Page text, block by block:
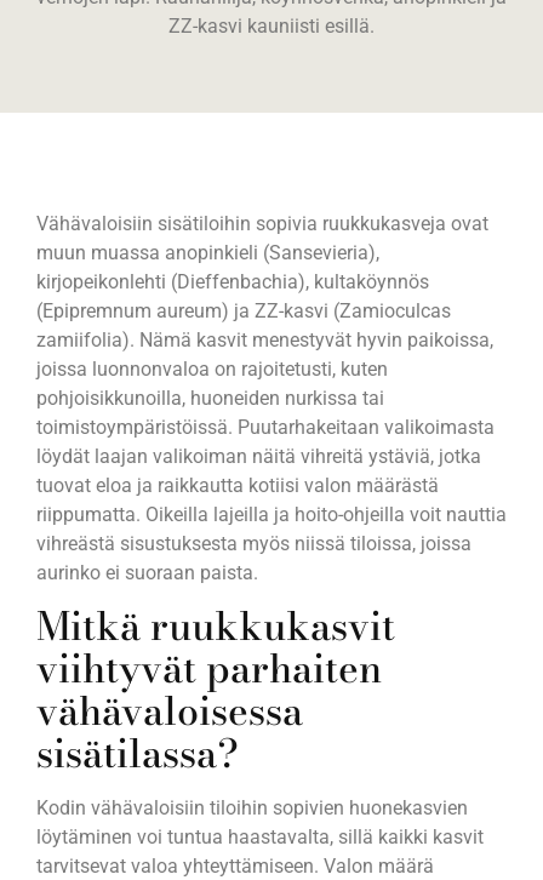
Vähävaloisiin sisätiloihin sopivia ruukkukasveja ovat
muun muassa anopinkieli (Sansevieria),
kirjopeikonlehti (Dieffenbachia), kultaköynnös
(Epipremnum aureum) ja ZZ-kasvi (Zamioculcas
zamiifolia). Nämä kasvit menestyvät hyvin paikoissa,
joissa luonnonvaloa on rajoitetusti, kuten
pohjoisikkunoilla, huoneiden nurkissa tai
toimistoympäristöissä. Puutarhakeitaan valikoimasta
löydät laajan valikoiman näitä vihreitä ystäviä, jotka
tuovat eloa ja raikkautta kotiisi valon määrästä
riippumatta. Oikeilla lajeilla ja hoito-ohjeilla voit nauttia
vihreästä sisustuksesta myös niissä tiloissa, joissa
aurinko ei suoraan paista.
Mitkä ruukkukasvit
viihtyvät parhaiten
vähävaloisessa
sisätilassa?
Kodin vähävaloisiin tiloihin sopivien huonekasvien
löytäminen voi tuntua haastavalta, sillä kaikki kasvit
tarvitsevat valoa yhteyttämiseen. Valon määrä